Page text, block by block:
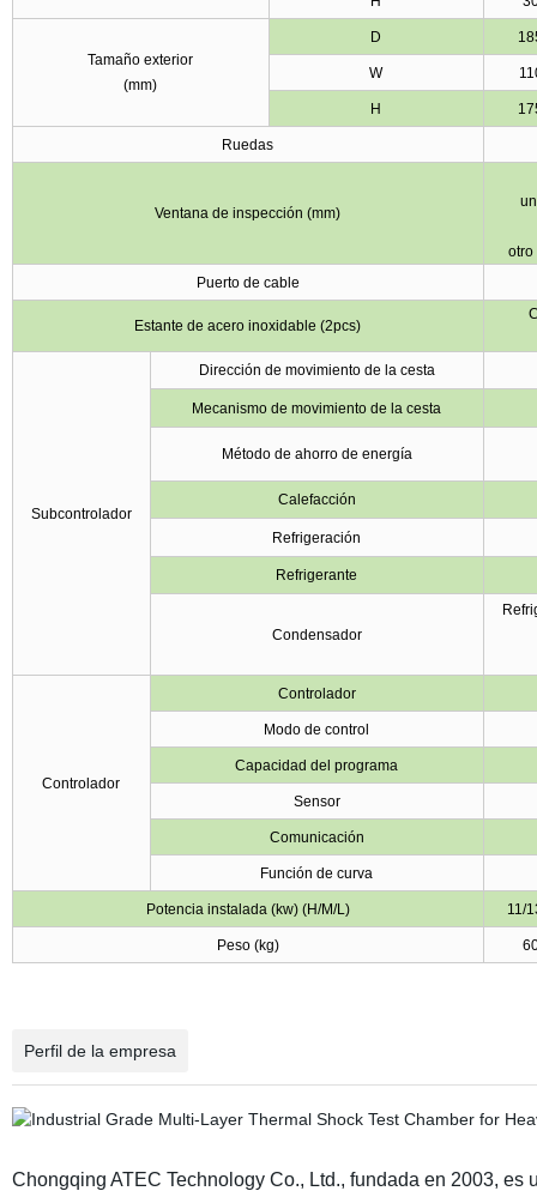
Tamaño exterior
(mm)
D
W
H
Ruedas
Ventana de inspección (mm)
otro
Puerto de cable
Estante de acero inoxidable (2pcs)
Subcontrolador
Dirección de movimiento de la cesta
Mecanismo de movimiento de la cesta
Método de ahorro de energía
Calefacción
Refrigeración
Refrigerante
Condensador
Controlador
Controlador
Modo de control
Capacidad del programa
Sensor
Comunicación
Función de curva
Potencia instalada (kw) (H/M/L) 11/
Peso (kg)
Perfil de la empresa
Chongqing ATEC Technology Co., Ltd., fundada en 2003,